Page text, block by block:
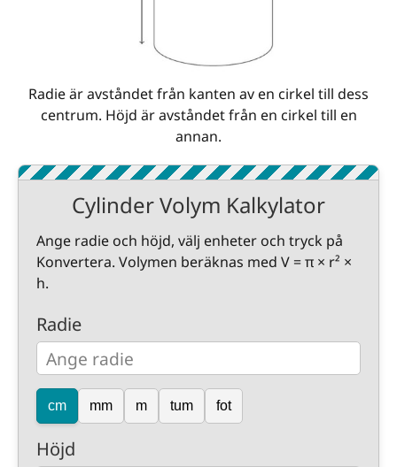
Radie är avståndet från kanten av en cirkel till dess
centrum. Höjd är avståndet från en cirkel till en
annan.
Cylinder Volym Kalkylator
Ange radie och höjd, välj enheter och tryck på
Konvertera. Volymen beräknas med V = π × r² ×
h.
Radie
cm mm m tum fot
Höjd